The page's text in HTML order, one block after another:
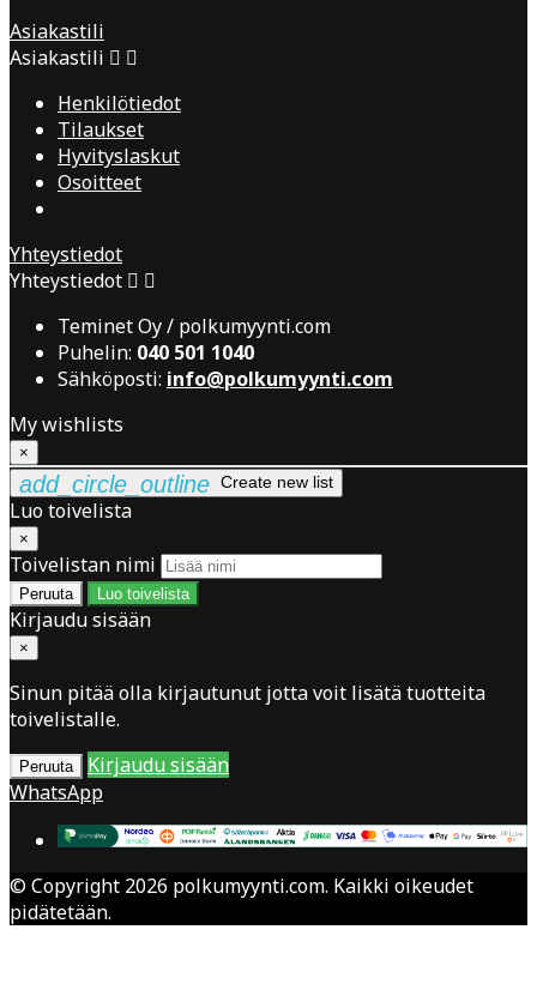
Asiakastili
Asiakastili  
Henkilötiedot
Tilaukset
Hyvityslaskut
Osoitteet
Yhteystiedot
Yhteystiedot  
Teminet Oy / polkumyynti.com
Puhelin: 040 501 1040
Sähköposti: info@polkumyynti.com
My wishlists
×
add_circle_outline Create new list
Luo toivelista
×
Toivelistan nimi
Peruuta Luo toivelista
Kirjaudu sisään
×
Sinun pitää olla kirjautunut jotta voit lisätä tuotteita
toivelistalle.
Peruuta
Kirjaudu sisään
WhatsApp
© Copyright 2026 polkumyynti.com. Kaikki oikeudet
pidätetään.